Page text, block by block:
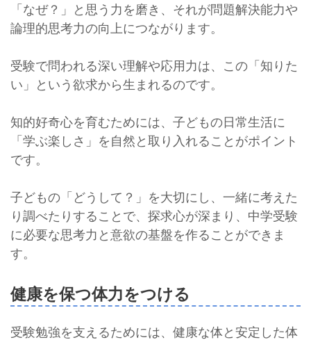
「なぜ？」と思う力を磨き、それが問題解決能力や
論理的思考力の向上につながります。
受験で問われる深い理解や応用力は、この「知りた
い」という欲求から生まれるのです。
知的好奇心を育むためには、子どもの日常生活に
「学ぶ楽しさ」を自然と取り入れることがポイント
です。
子どもの「どうして？」を大切にし、一緒に考えた
り調べたりすることで、探求心が深まり、中学受験
に必要な思考力と意欲の基盤を作ることができま
す。
健康を保つ体力をつける
受験勉強を支えるためには、健康な体と安定した体